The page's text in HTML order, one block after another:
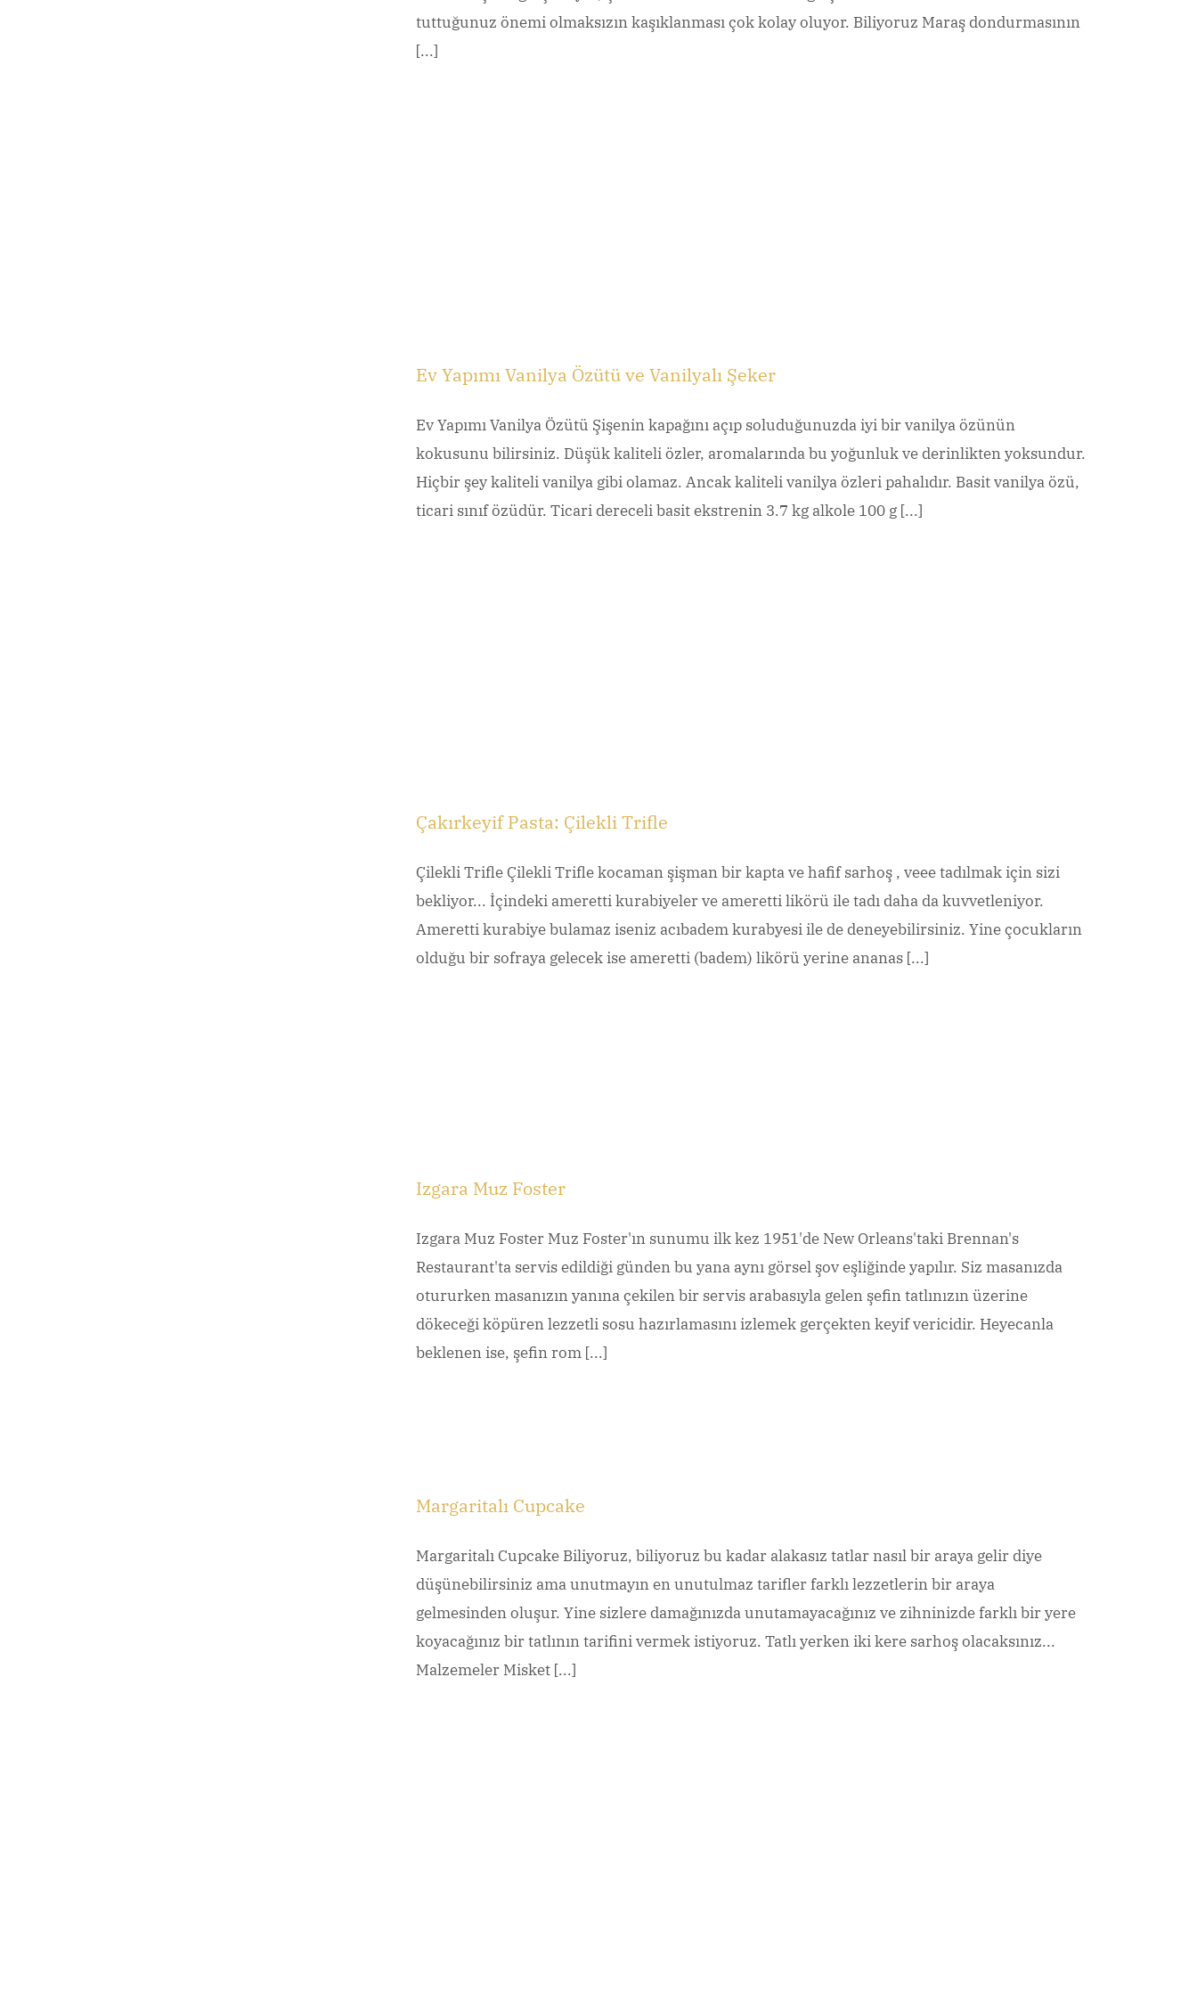
tuttuğunuz önemi olmaksızın kaşıklanması çok kolay oluyor. Biliyoruz Maraş dondurmasının
[...]
Ev Yapımı Vanilya Özütü ve Vanilyalı Şeker
Ev Yapımı Vanilya Özütü Şişenin kapağını açıp soluduğunuzda iyi bir vanilya özünün
kokusunu bilirsiniz. Düşük kaliteli özler, aromalarında bu yoğunluk ve derinlikten yoksundur.
Hiçbir şey kaliteli vanilya gibi olamaz. Ancak kaliteli vanilya özleri pahalıdır. Basit vanilya özü,
ticari sınıf özüdür. Ticari dereceli basit ekstrenin 3.7 kg alkole 100 g [...]
Çakırkeyif Pasta: Çilekli Trifle
Çilekli Trifle Çilekli Trifle kocaman şişman bir kapta ve hafif sarhoş , veee tadılmak için sizi
bekliyor... İçindeki ameretti kurabiyeler ve ameretti likörü ile tadı daha da kuvvetleniyor.
Ameretti kurabiye bulamaz iseniz acıbadem kurabyesi ile de deneyebilirsiniz. Yine çocukların
olduğu bir sofraya gelecek ise ameretti (badem) likörü yerine ananas [...]
Izgara Muz Foster
Izgara Muz Foster Muz Foster'ın sunumu ilk kez 1951'de New Orleans'taki Brennan's
Restaurant'ta servis edildiği günden bu yana aynı görsel şov eşliğinde yapılır. Siz masanızda
otururken masanızın yanına çekilen bir servis arabasıyla gelen şefin tatlınızın üzerine
dökeceği köpüren lezzetli sosu hazırlamasını izlemek gerçekten keyif vericidir. Heyecanla
beklenen ise, şefin rom [...]
Margaritalı Cupcake
Margaritalı Cupcake Biliyoruz, biliyoruz bu kadar alakasız tatlar nasıl bir araya gelir diye
düşünebilirsiniz ama unutmayın en unutulmaz tarifler farklı lezzetlerin bir araya
gelmesinden oluşur. Yine sizlere damağınızda unutamayacağınız ve zihninizde farklı bir yere
koyacağınız bir tatlının tarifini vermek istiyoruz. Tatlı yerken iki kere sarhoş olacaksınız...
Malzemeler Misket [...]